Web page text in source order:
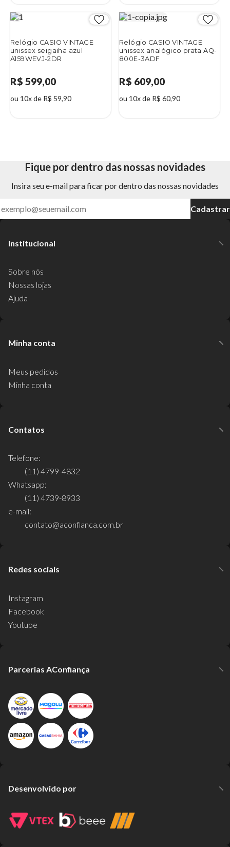
Relógio CASIO VINTAGE
unissex seigaiha azul
A159WEVJ-2DR
R$ 599,00
ou 10x de R$ 59,90
Relógio CASIO VINTAGE
unissex analógico prata AQ-
800E-3ADF
R$ 609,00
ou 10x de R$ 60,90
Fique por dentro das nossas novidades
Insira seu e-mail para ficar por dentro das nossas novidades
Cadastrar
Institucional
Sobre nós
Nossas lojas
Ajuda
Minha conta
Meus pedidos
Minha conta
Contatos
Telefone:
(11) 4799-4832
Whatsapp:
(11) 4739-8933
e-mail:
contato@aconfianca.com.br
Redes sociais
Instagram
Facebook
Youtube
Parcerias AConfiança
Desenvolvido por